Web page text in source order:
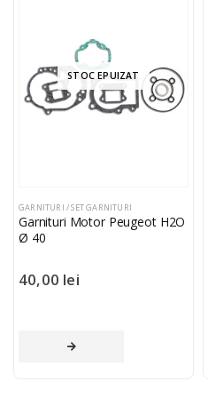
STOC EPUIZAT
GARNITURI / SET GARNITURI
Garnituri Motor Peugeot H2O
Ø 40
40,00 lei